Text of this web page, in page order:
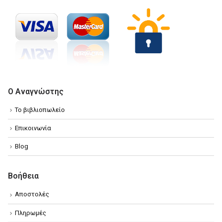
Ο Αναγνώστης
Το βιβλιοπωλείο
Επικοινωνία
Blog
Βοήθεια
Αποστολές
Πληρωμές